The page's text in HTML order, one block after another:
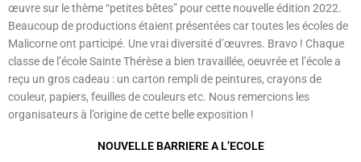
œuvre sur le thème “petites bêtes” pour cette nouvelle édition 2022.
Beaucoup de productions étaient présentées car toutes les écoles de
Malicorne ont participé. Une vrai diversité d’œuvres. Bravo ! Chaque
classe de l’école Sainte Thérèse a bien travaillée, oeuvrée et l’école a
reçu un gros cadeau : un carton rempli de peintures, crayons de
couleur, papiers, feuilles de couleurs etc. Nous remercions les
organisateurs à l’origine de cette belle exposition !
NOUVELLE BARRIERE A L’ECOLE